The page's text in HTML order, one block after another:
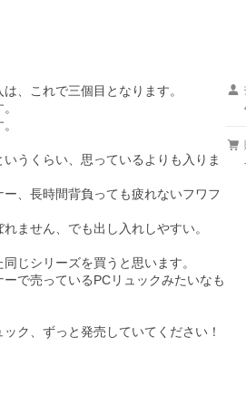
、これで三個目となります。
うくらい、思っているよりも入りま
、長時間背負っても疲れないフワフ
ません、でも出し入れしやすい。
じシリーズを買うと思います。
で売っているPCリュックみたいなも
ク、ずっと発売していてください！